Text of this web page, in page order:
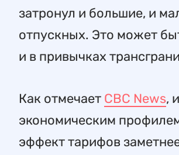
затронул и большие, и
отпускных. Это может
и в привычках
Как отмечает CBC News,
экономическим
эффект тарифов